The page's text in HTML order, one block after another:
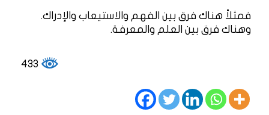
فمثلاً هناك فرق بين الفهم والاستيعاب والإدراك.
وهناك فرق بين العلم والمعرفة.